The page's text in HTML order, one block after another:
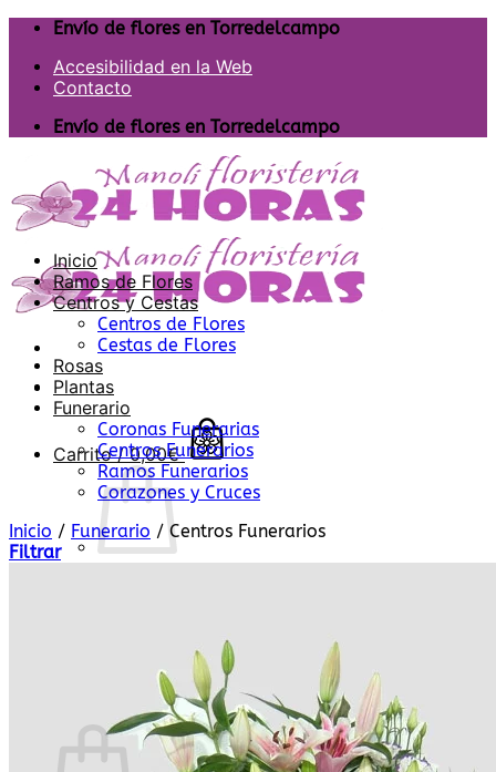
Saltar
contenido
Envío de flores en Torredelcampo
Accesibilidad en la Web
Contacto
Envío de flores en Torredelcampo
Carrito /0,00€
Inicio
Ramos de Flores
Centros y Cestas
Centros de Flores
Cestas de Flores
Rosas
Plantas
Funerario
Coronas Funerarias
Centros Funerarios
Ramos Funerarios
Corazones y Cruces
Inicio / Funerario / Centros Funerarios
Filtrar